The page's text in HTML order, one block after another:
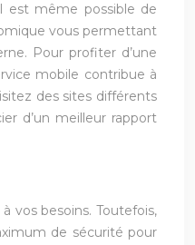
est même possible de
vous permettant
Pour profiter d’une
mobile contribue à
des sites différents
d’un meilleur rapport
vos besoins. Toutefois,
de sécurité pour